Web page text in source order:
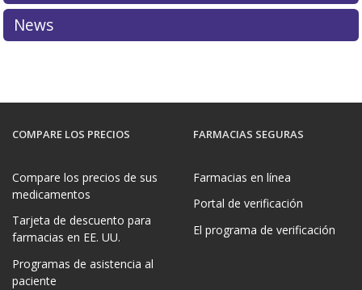
News
COMPARE LOS PRECIOS
Compare los precios de sus
medicamentos
Tarjeta de descuento para
farmacias en EE. UU.
Programas de asistencia al
paciente
FARMACIAS SEGURAS
Farmacias en línea
Portal de verificación
El programa de verificación